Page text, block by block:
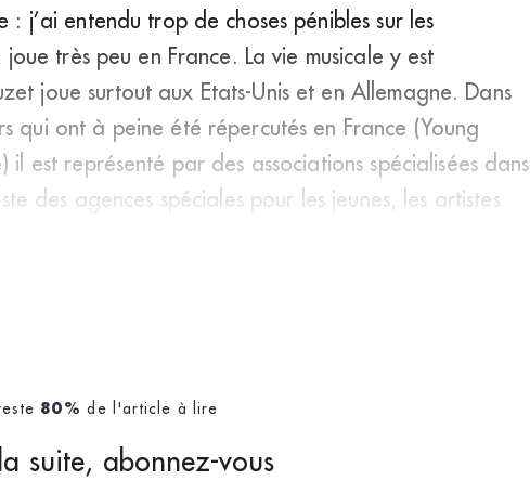
: j’ai entendu trop de choses pénibles sur les
très peu en France. La vie musicale y est
joue surtout aux Etats-Unis et en Allemagne. Dans
qui ont à peine été répercutés en France (Young
est représenté par des associations spécialisées dans
des agences spéciales pour les jeunes, les artistes
80% de l'article à lire
suite, abonnez-vous